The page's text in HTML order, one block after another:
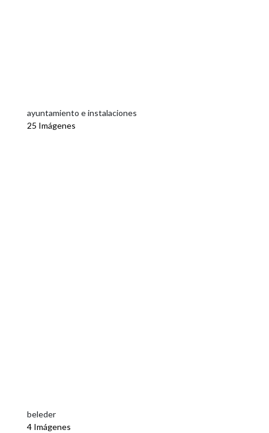
ayuntamiento e instalaciones
25 Imágenes
beleder
4 Imágenes